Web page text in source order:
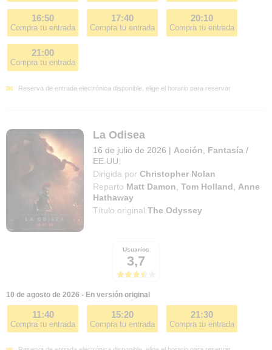
16:50
Compra tu entrada
17:40
Compra tu entrada
20:10
Compra tu entrada
21:00
Compra tu entrada
Reserva de entrada electrónica disponible, elige el horario para reservar
La Odisea
16 de julio de 2026 | Acción Fantasía /
EE.UU.
Dirigida por Christopher Nolan
Reparto Matt Damon ,Tom Holland
Anne
Hathaway
Título originalThe Odyssey
Usuarios
3,7
10 de agosto de 2026 - En versión original
11:40
Compra tu entrada
15:20
Compra tu entrada
21:30
Compra tu entrada